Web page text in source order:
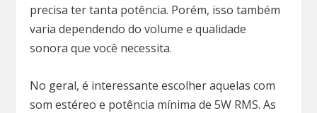
precisa ter tanta potência. Porém, isso também
varia dependendo do volume e qualidade
sonora que você necessita.
No geral, é interessante escolher aquelas com
som estéreo e potência mínima de 5W RMS. As